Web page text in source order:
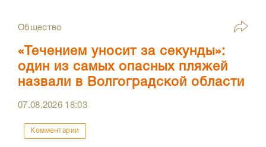
Общество
«Течением уносит за секунды»:
один из самых опасных пляжей
назвали в Волгоградской области
07.08.2026 18:03
Комментарии